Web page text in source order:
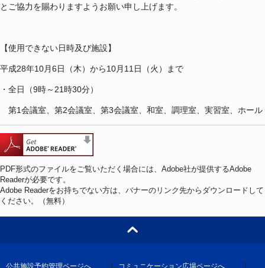
とご協力を賜わりますようお願い申し上げます。
【使用できない日時及び施設】
平成28年10月6日（木）から10月11日（火）まで
・全日（9時～21時30分）
第1会議室、第2会議室、第3会議室、和室、調理室、実習室、ホール
PDF形式のファイルをご覧いただく場合には、Adobe社が提供するAdobe
Readerが必要です。
Adobe Readerをお持ちでない方は、バナーのリンク先からダウンロードして
ください。（無料）
｜ ｜